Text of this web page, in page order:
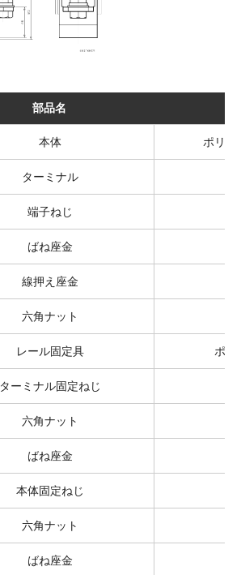
部品名
本体 ポリカ
ターミナル
端子ねじ
ばね座金
線押え座金
六角ナット
レール固定具 ポリ
ターミナル固定ねじ
六角ナット
ばね座金
本体固定ねじ
六角ナット
ばね座金